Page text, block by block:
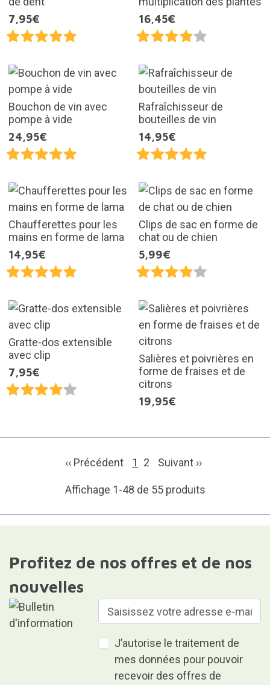
7,95€
16,45€
Bouchon de vin avec
pompe à vide
24,95€
Rafraîchisseur de
bouteilles de vin
14,95€
Chaufferettes pour les
mains en forme de lama
14,95€
Clips de sac en forme de
chat ou de chien
5,99€
Gratte-dos extensible
avec clip
7,95€
Salières et poivrières en
forme de fraises et de
citrons
19,95€
‹‹ Précédent 1 2 Suivant ››
Affichage 1-48 de 55 produits
Profitez de nos offres et de nos
nouvelles
J’autorise le traitement de
mes données pour pouvoir
recevoir des offres de